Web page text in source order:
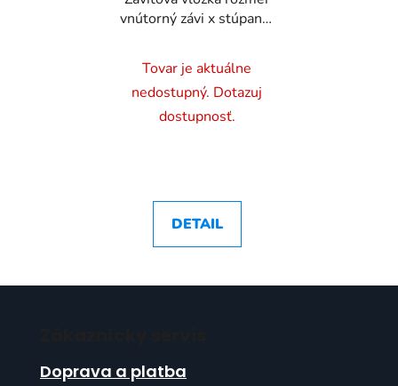
vnútorný závi x stúpanie
golierom - M8 x 1,5
L=12 mm, 1 ks
Tovar je aktuálne
nedostupný. Dotazuj
dostupnosť.
DETAIL
Doprava a platba